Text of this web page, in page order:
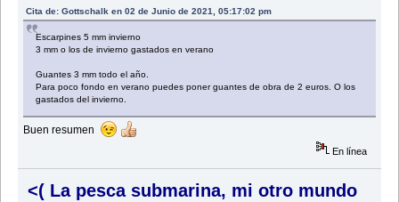
Cita de: Gottschalk en 02 de Junio de 2021, 05:17:02 pm
Escarpines 5 mm invierno
3 mm o los de invierno gastados en verano
Guantes 3 mm todo el año.
Para poco fondo en verano puedes poner guantes de obra de 2 euros. O los
gastados del invierno.
Buen resumen
En línea
<( La pesca submarina, mi otro mundo